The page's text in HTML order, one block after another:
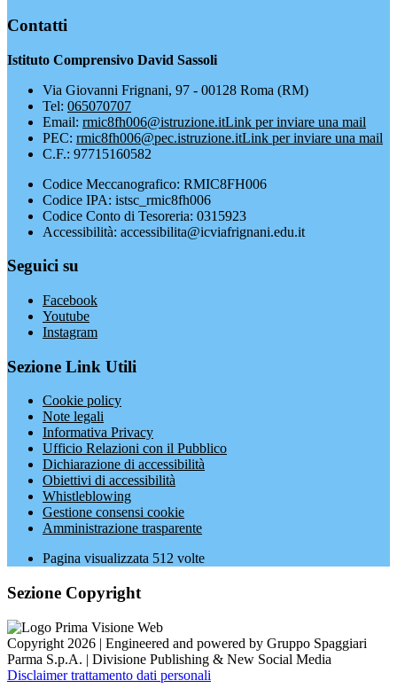
Contatti
Istituto Comprensivo David Sassoli
Via Giovanni Frignani, 97 - 00128 Roma (RM)
Tel: 065070707
Email: rmic8fh006@istruzione.itLink per inviare una mail
PEC: rmic8fh006@pec.istruzione.itLink per inviare una mail
C.F.: 97715160582
Codice Meccanografico: RMIC8FH006
Codice IPA: istsc_rmic8fh006
Codice Conto di Tesoreria: 0315923
Accessibilità: accessibilita@icviafrignani.edu.it
Seguici su
Facebook
Youtube
Instagram
Sezione Link Utili
Cookie policy
Note legali
Informativa Privacy
Ufficio Relazioni con il Pubblico
Dichiarazione di accessibilità
Obiettivi di accessibilità
Whistleblowing
Gestione consensi cookie
Amministrazione trasparente
Pagina visualizzata 512 volte
Sezione Copyright
Copyright 2026 | Engineered and powered by Gruppo Spaggiari
Parma S.p.A. | Divisione Publishing & New Social Media
Disclaimer trattamento dati personali